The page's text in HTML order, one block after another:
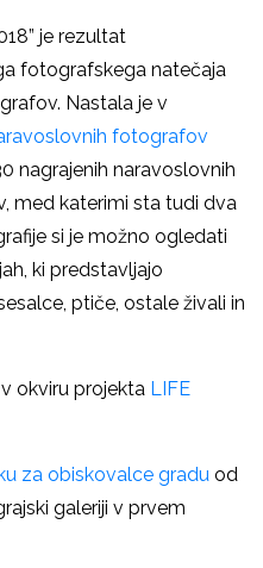
je rezultat
fotografskega natečaja
Nastala je v
fotografov
nagrajenih naravoslovnih
med katerimi sta tudi dva
si je možno ogledati
ki predstavljajo
ptiče, ostale živali in
okviru projekta LIFE
za obiskovalce gradu od
galeriji v prvem